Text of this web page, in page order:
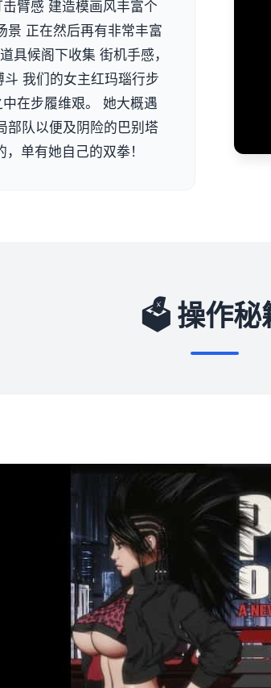
臂感 建造模画风丰富个
景 正在然后再有非常丰富
具候阁下收集 街机手感，
我们的女主红玛瑙行步
在步履维艰。 她大概遇
部队以便及阴险的巴别塔
单有她自己的双拳！
🗳️ 操作秘